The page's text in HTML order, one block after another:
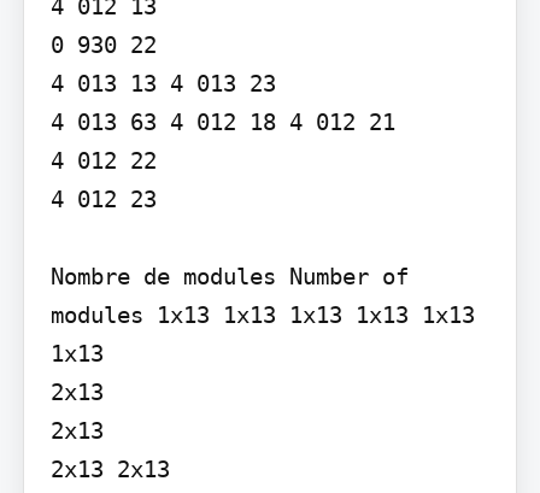
4 012 13
0 930 22
4 013 13 4 013 23
4 013 63 4 012 18 4 012 21
4 012 22
4 012 23
Nombre de modules Number of
modules 1x13 1x13 1x13 1x13 1x13
1x13
2x13
2x13
2x13 2x13